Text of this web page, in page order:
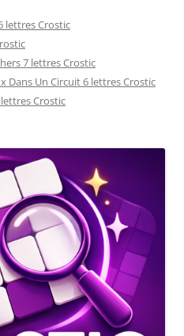
lettres Crostic
7 lettres Crostic
Dans Un Circuit 6 lettres Crostic
Crostic